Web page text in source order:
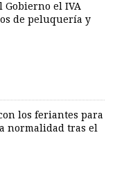
Gobierno el IVA
de peluquería y
los feriantes para
normalidad tras el